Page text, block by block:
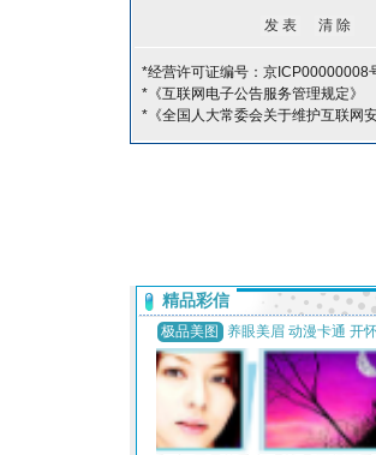
*经营许可证编号：京ICP00000008
*《互联网电子公告服务管理规定》
*《全国人大常委会关于维护互联网